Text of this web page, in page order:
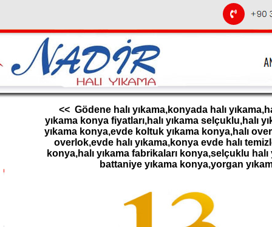
<< Gödene halı yıkama,konyada halı
yıkama konya fiyatları,halı yıkama selçuklu,halı
yıkama konya,evde koltuk yıkama konya,halı
overlok,evde halı yıkama,konya evde halı
konya,halı yıkama fabrikaları konya,selçuklu
battaniye yıkama konya,yorgan